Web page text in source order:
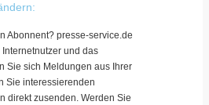
Abonnent? presse-service.de
und das
Sie sich Meldungen aus Ihrer
Sie interessierenden
direkt zusenden. Werden Sie